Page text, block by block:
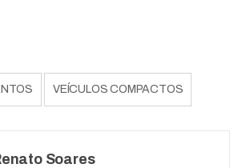
VEÍCULOS COMPACTOS
Soares